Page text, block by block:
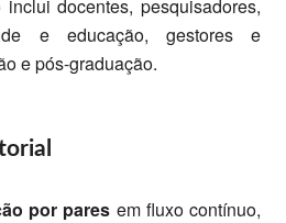
docentes, pesquisadores,
e educação, gestores e
e pós-graduação.
por pares em fluxo contínuo,